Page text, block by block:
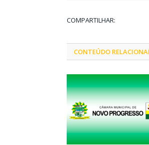
COMPARTILHAR:
CONTEÚDO